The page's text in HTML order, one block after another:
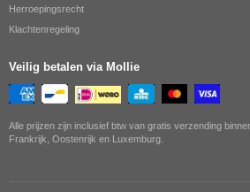
Herroepingsrecht
Klachtenregeling
Veilig betalen via Mollie
Alle prijzen zijn inclusief btw van gratis verzending
Frankrijk, Oostenrijk en Luxemburg.